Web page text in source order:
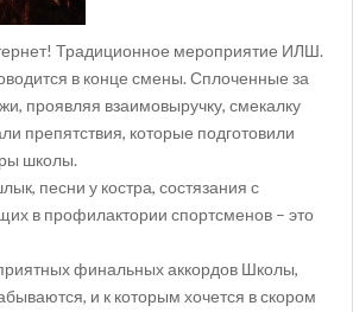
Традиционное мероприятие ИЛШ.
в конце смены. Сплоченные за
проявляя взаимовыручку, смекалку
препятствия, которые подготовили
школы.
песни у костра, состязания с
в профилактории спортсменов – это
финальных аккордов Школы,
и к которым хочется в скором